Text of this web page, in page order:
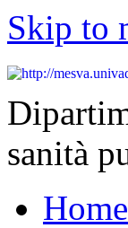
Skip to
sanità
Home